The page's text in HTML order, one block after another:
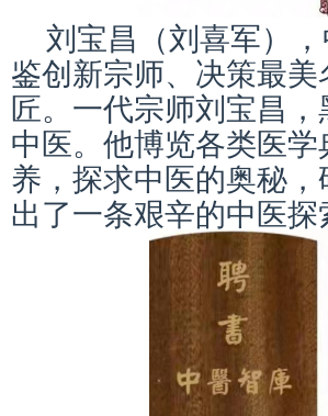
刘宝昌（刘喜军）
鉴创新宗师、决策最
匠。一代宗师刘宝昌
中医。他博览各类医
养，探求中医的奥秘
出了一条艰辛的中医